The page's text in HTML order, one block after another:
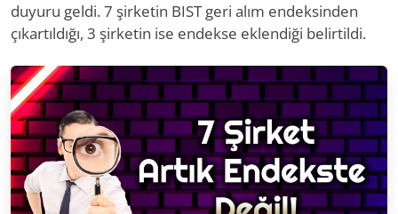
duyuru geldi. 7 şirketin BIST geri alım endeksinden
çıkartıldığı, 3 şirketin ise endekse eklendiği belirtildi.